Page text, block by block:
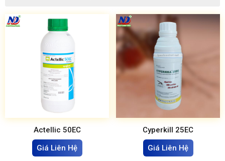
Actellic 50EC
Giá Liên Hệ
Cyperkill 25EC
Giá Liên Hệ